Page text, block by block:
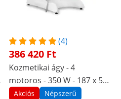
(4)
386 420 Ft
Kozmetikai ágy - 4
motoros - 350 W - 187 x 57
x 65 - 91 cm - 150 kg -
Akciós Népszerű